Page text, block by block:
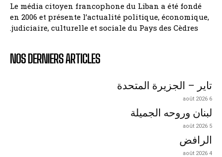
Le média citoyen francophone du Liban a été fondé
en 2006 et présente l’actualité politique, économique,
judiciaire, culturelle et sociale du Pays des Cèdres.
NOS DERNIERS ARTICLES
تاير – الجزيرة المتحدة
6 août 2026
لبنان وروحه الجميلة
5 août 2026
الرافض
4 août 2026